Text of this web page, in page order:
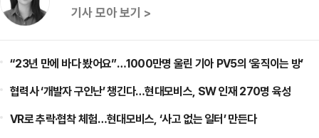
기사 모아 보기 >
“23년 만에 바다 봤어요”…1000만명 울린 기아 PV5의 ‘움직이는 방’
협력사 ‘개발자 구인난’ 챙긴다…현대모비스, SW 인재 270명 육성
VR로 추락·협착 체험…현대모비스, ‘사고 없는 일터’ 만든다